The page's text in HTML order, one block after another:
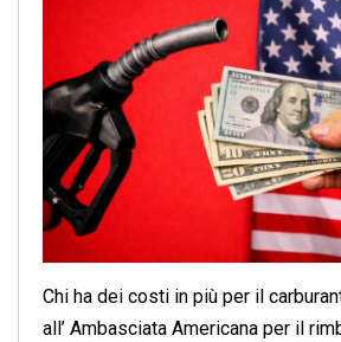
Chi ha dei costi in più per il
all’ Ambasciata Americana per il